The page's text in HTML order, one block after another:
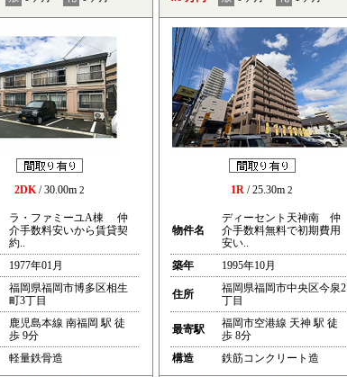
2DK/ 30.00m 2
ラ・ファミーユA棟 仲
介手数料安いから賃貸契
約..
1977年01月
福岡県福岡市博多区相生
町3丁目
鹿児島本線 南福岡 駅 徒
歩 9分
軽量鉄骨造
1R / 25.30m 2
物件名
ディーセント天神南 仲
介手数料無料で初期費用
安い..
築年
1995年10月
住所
福岡県福岡市中央区今泉2
丁目
最寄駅
福岡市空港線 天神 駅 徒
歩 8分
構造
鉄筋コンクリート造